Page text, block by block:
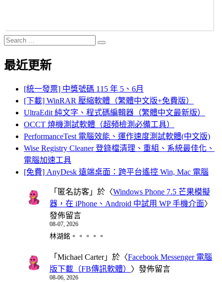
Search
for:
Search
最近更新
[統一發票] 中獎號碼 115 年 5、6月
[下載] WinRAR 壓縮軟體（繁體中文版+免費版）
UltraEdit 純文字、程式碼編輯器（繁體中文最新版）
OCCT 燒機測試軟體（超頻檢測必備工具）
PerformanceTest 電腦效能、運作速度測試軟體(中文版)
Wise Registry Cleaner 登錄檔清理、重組、系統最佳化、
電腦加速工具
[免費] AnyDesk 遠端桌面：跨平台遙控 Win, Mac 電腦
「 匿名訪客 」於〈Windows Phone 7.5 芒果模擬
器，在 iPhone、Android 中試用 WP 手機介面〉
發佈留言
08-07, 2026
林湖銘。。。。。
「 Michael Carter」於〈Facebook Messenger 電腦
版下載（FB傳訊軟體） 〉發佈留言
08-06, 2026